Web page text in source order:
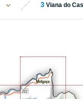
3 Viana do